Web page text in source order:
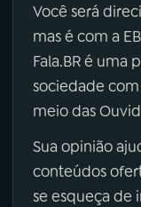
Você será
mas é com a
Fala.BR é uma
sociedade
meio das
Sua opinião
conteúdos
se esqueça de